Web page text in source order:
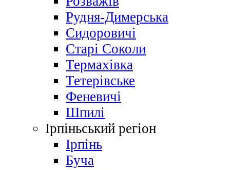
Рудня-Димерська
Сидоровичі
Старі Соколи
Термахівка
Тетерівське
Феневичі
Шпилі
Ірпіньський регіон
Ірпінь
Буча